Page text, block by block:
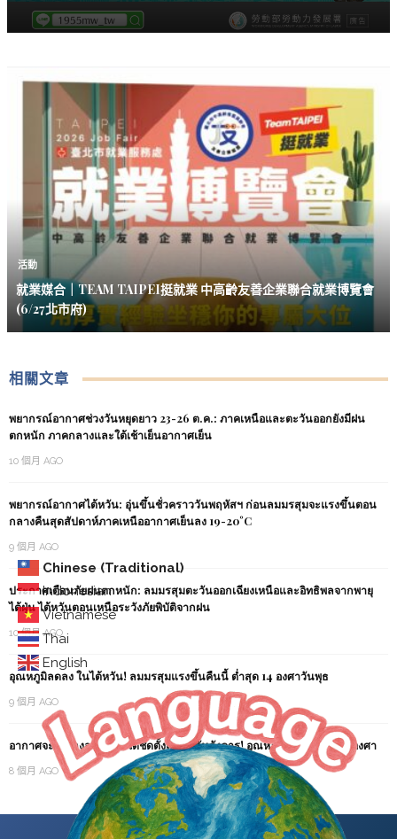
Chinese (Traditional)
Indonesian
Vietnamese
Thai
English
活動
就業媒合｜TEAM TAIPEI挺就業 中高齡友善企業聯合就業博覽會
(6/27北市府)
相關文章
พยากรณ์อากาศช่วงวันหยุดยาว 23-26 ต.ค.: ภาคเหนือและตะวันออกยังมีฝน
ตกหนัก ภาคกลางและใต้เช้าเย็นอากาศเย็น
10 個月 AGO
พยากรณ์อากาศไต้หวัน: อุ่นขึ้นชั่วคราววันพฤหัสฯ ก่อนลมมรสุมจะแรงขึ้นตอน
กลางคืนสุดสัปดาห์ภาคเหนืออากาศเย็นลง 19-20°C
9 個月 AGO
ประกาศเตือนภัยฝนตกหนัก: ลมมรสุมตะวันออกเฉียงเหนือและอิทธิพลจากพายุ
ไต้ฝุ่น ไต้หวันตอนเหนือระวังภัยพิบัติจากฝน
10 個月 AGO
อุณหภูมิลดลง ในไต้หวัน! ลมมรสุมแรงขึ้นคืนนี้ ต่ำสุด 14 องศาวันพุธ
9 個月 AGO
อากาศจะเย็นลงอย่างเห็นได้ชัดตั้งแต่คืนวันอังคาร! อุณหภูมิลดลงเหลือ 16 องศา
8 個月 AGO